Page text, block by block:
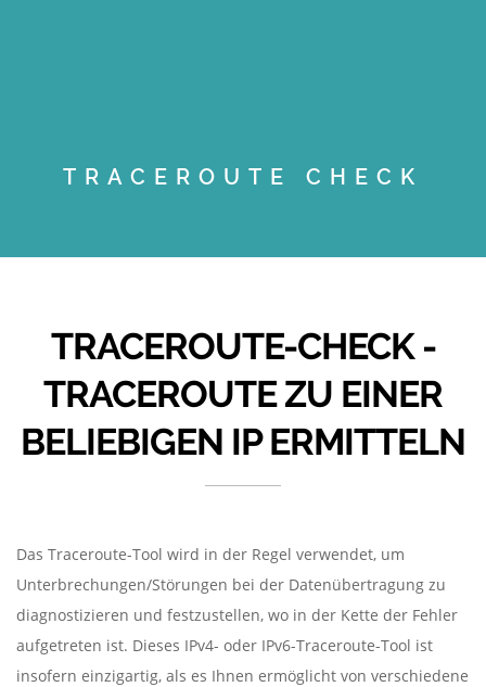
TRACEROUTE CHECK
TRACEROUTE-CHECK -
TRACEROUTE ZU EINER
BELIEBIGEN IP ERMITTELN
Das Traceroute-Tool wird in der Regel verwendet, um
Unterbrechungen/Störungen bei der Datenübertragung zu
diagnostizieren und festzustellen, wo in der Kette der Fehler
aufgetreten ist. Dieses IPv4- oder IPv6-Traceroute-Tool ist
insofern einzigartig, als es Ihnen ermöglicht von verschiedene